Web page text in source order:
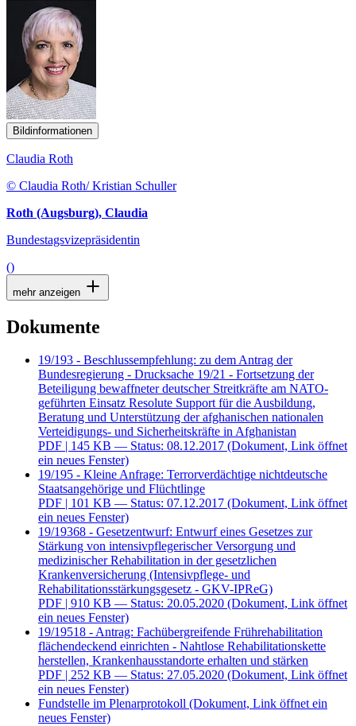
Bildinformationen
Claudia Roth
© Claudia Roth/ Kristian Schuller
Roth (Augsburg), Claudia
Bundestagsvizepräsidentin
()
mehr anzeigen
Dokumente
19/193 - Beschlussempfehlung: zu dem Antrag der
Bundesregierung - Drucksache 19/21 - Fortsetzung der
Beteiligung bewaffneter deutscher Streitkräfte am NATO-
geführten Einsatz Resolute Support für die Ausbildung,
Beratung und Unterstützung der afghanischen nationalen
Verteidigungs- und Sicherheitskräfte in Afghanistan
PDF | 145 KB — Status: 08.12.2017 (Dokument, Link öffnet
ein neues Fenster)
19/195 - Kleine Anfrage: Terrorverdächtige nichtdeutsche
Staatsangehörige und Flüchtlinge
PDF | 101 KB — Status: 07.12.2017 (Dokument, Link öffnet
ein neues Fenster)
19/19368 - Gesetzentwurf: Entwurf eines Gesetzes zur
Stärkung von intensivpflegerischer Versorgung und
medizinischer Rehabilitation in der gesetzlichen
Krankenversicherung (Intensivpflege- und
Rehabilitationsstärkungsgesetz - GKV-IPReG)
PDF | 910 KB — Status: 20.05.2020 (Dokument, Link öffnet
ein neues Fenster)
19/19518 - Antrag: Fachübergreifende Frührehabilitation
flächendeckend einrichten - Nahtlose Rehabilitationskette
herstellen, Krankenhausstandorte erhalten und stärken
PDF | 252 KB — Status: 27.05.2020 (Dokument, Link öffnet
ein neues Fenster)
Fundstelle im Plenarprotokoll (Dokument, Link öffnet ein
neues Fenster)